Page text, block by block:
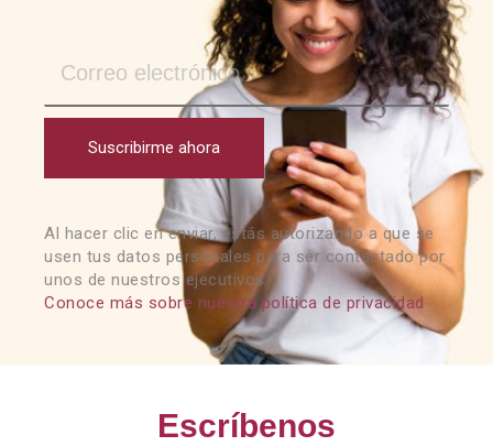
Suscribirme ahora
Al hacer clic en enviar, estás autorizando a que se
usen tus datos personales para ser contactado por
unos de nuestros ejecutivos.
Conoce más sobre nuestra política de privacidad
Escríbenos